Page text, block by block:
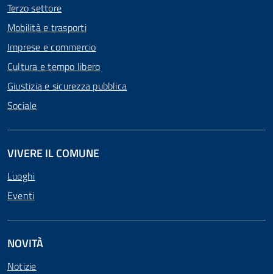
Terzo settore
Mobilità e trasporti
Imprese e commercio
Cultura e tempo libero
Giustizia e sicurezza pubblica
Sociale
VIVERE IL COMUNE
Luoghi
Eventi
NOVITÀ
Notizie